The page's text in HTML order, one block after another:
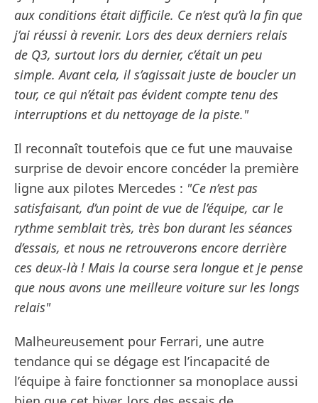
aux conditions était difficile. Ce n’est qu’à la fin que
j’ai réussi à revenir. Lors des deux derniers relais
de Q3, surtout lors du dernier, c’était un peu
simple. Avant cela, il s’agissait juste de boucler un
tour, ce qui n’était pas évident compte tenu des
interruptions et du nettoyage de la piste."
Il reconnaît toutefois que ce fut une mauvaise
surprise de devoir encore concéder la première
ligne aux pilotes Mercedes : "Ce n’est pas
satisfaisant, d’un point de vue de l’équipe, car le
rythme semblait très, très bon durant les séances
d’essais, et nous ne retrouverons encore derrière
ces deux-là ! Mais la course sera longue et je pense
que nous avons une meilleure voiture sur les longs
relais"
Malheureusement pour Ferrari, une autre
tendance qui se dégage est l’incapacité de
l’équipe à faire fonctionner sa monoplace aussi